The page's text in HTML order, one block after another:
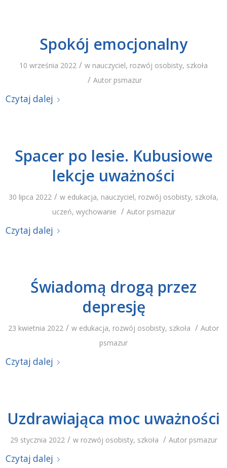
Spokój emocjonalny
10 września 2022 / w nauczyciel, rozwój osobisty, szkoła
/ Autor psmazur
Czytaj dalej
Spacer po lesie. Kubusiowe
lekcje uważności
30 lipca 2022 / w edukacja, nauczyciel, rozwój osobisty, szkoła,
uczeń, wychowanie / Autor psmazur
Czytaj dalej
Świadomą drogą przez
depresję
23 kwietnia 2022 / w edukacja, rozwój osobisty, szkoła / Autor
psmazur
Czytaj dalej
Uzdrawiająca moc uważności
29 stycznia 2022 / w rozwój osobisty, szkoła / Autor psmazur
Czytaj dalej